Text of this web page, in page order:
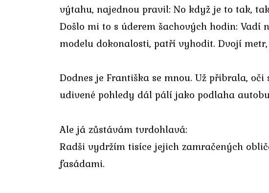
výtahu, najednou pravil: No když je to tak,
Došlo mi to s úderem šachových hodin: Vadí
modelu dokonalosti, patří vyhodit. Dvojí
Dodnes je Františka se mnou. Už přibrala,
udivené pohledy dál pálí jako podlaha
Ale já zůstávám tvrdohlavá:
Radši vydržím tisíce jejich zamračených
fasádami.